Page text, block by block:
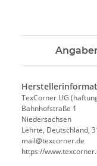
TexCorner UG
Bahnhofstraße 1
Niedersachsen
Lehrte, Deutschland,
mail@texcorner.de
https://